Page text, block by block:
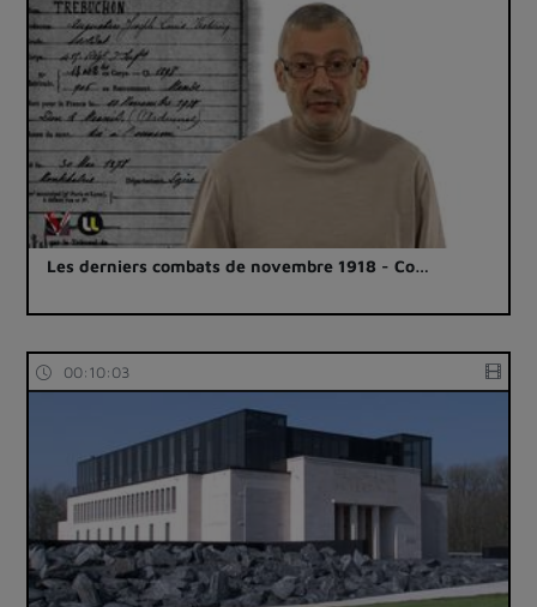
Les derniers combats de novembre 1918 - Co…
00:10:03